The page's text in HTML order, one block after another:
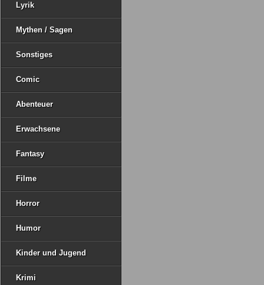
Lyrik
Mythen / Sagen
Sonstiges
Comic
Abenteuer
Erwachsene
Fantasy
Filme
Horror
Humor
Kinder und Jugend
Krimi